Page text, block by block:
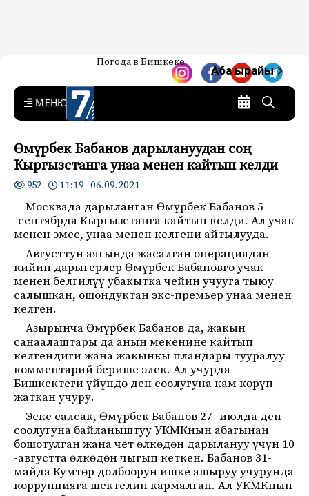
7-канал. Жаңылыктар —
Кыргызстан
Жаңылыктар — Кыргызстан
Погода в Бишкеке
Аба ырайы
MENU
Өмүрбек Бабанов дарылануудан соң
Кыргызстанга унаа менен кайтып келди
952 11:19 06.09.2021
Москвада дарыланган Өмүрбек Бабанов 5
-сентябрда Кыргызстанга кайтып келди. Ал учак
менен эмес, унаа менен келгени айтылууда.
Августтун аягында жасалган операциядан
кийин дарыгерлер Өмүрбек Бабановго учак
менен белгилүү убакытка чейин учууга тыюу
салышкан, ошондуктан экс-премьер унаа менен
келген.
Азырынча Өмүрбек Бабанов да, жакын
санаалаштары да анын мекенине кайтып
келгендиги жана жакынкы пландары тууралуу
комментарий берише элек. Ал учурда
Бишкектеги үйүндө ден соолугуна кам көрүп
жаткан учуру.
Эске салсак, Өмүрбек Бабанов 27 -июлда ден
соолугуна байланыштуу УКМКнын абагынан
бошотулган жана чет өлкөдөн дарылануу үчүн 10
-августта өлкөдөн чыгып кеткен. Бабанов 31-
майда Кумтөр долбоорун ишке ашыруу учурунда
коррупцияга шектелип кармалган. Ал УКМКнын